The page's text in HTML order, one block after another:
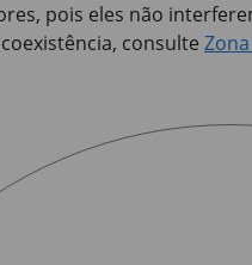
pois eles não
consulte